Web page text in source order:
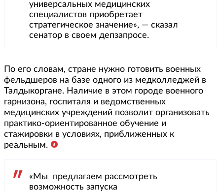
универсальных медицинских
специалистов приобретает
стратегическое значение», — сказал
сенатор в своем депзапросе.
По его словам, стране нужно готовить военных
фельдшеров на базе одного из медколледжей в
Талдыкоргане. Наличие в этом городе военного
гарнизона, госпиталя и ведомственных
медицинских учреждений позволит организовать
практико-ориентированное обучение и
стажировки в условиях, приближенных к
реальным.
«Мы предлагаем рассмотреть
возможность запуска